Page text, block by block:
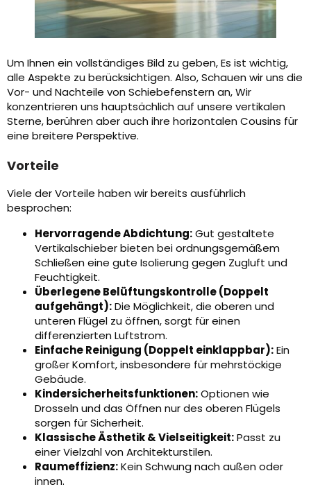
Um Ihnen ein vollständiges Bild zu geben, Es ist wichtig,
alle Aspekte zu berücksichtigen. Also, Schauen wir uns die
Vor- und Nachteile von Schiebefenstern an, Wir
konzentrieren uns hauptsächlich auf unsere vertikalen
Sterne, berühren aber auch ihre horizontalen Cousins ​​für
eine breitere Perspektive.
Vorteile
Viele der Vorteile haben wir bereits ausführlich
besprochen:
Hervorragende Abdichtung:Gut gestaltete
Vertikalschieber bieten bei ordnungsgemäßem
Schließen eine gute Isolierung gegen Zugluft und
Feuchtigkeit.
Überlegene Belüftungskontrolle (Doppelt
aufgehängt):Die Möglichkeit, die oberen und
unteren Flügel zu öffnen, sorgt für einen
differenzierten Luftstrom.
Einfache Reinigung (Doppelt einklappbar):Ein
großer Komfort, insbesondere für mehrstöckige
Gebäude.
Kindersicherheitsfunktionen:Optionen wie
Drosseln und das Öffnen nur des oberen Flügels
sorgen für Sicherheit.
Klassische Ästhetik & Vielseitigkeit:Passt zu
einer Vielzahl von Architekturstilen.
Raumeffizienz:Kein Schwung nach außen oder
innen.